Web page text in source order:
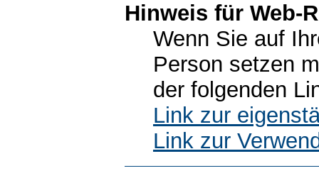
Hinweis für Web-
Wenn Sie auf
Person setzen
der folgenden
Link zur
Link zur